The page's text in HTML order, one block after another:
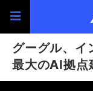
グーグル、
最大のAI拠点